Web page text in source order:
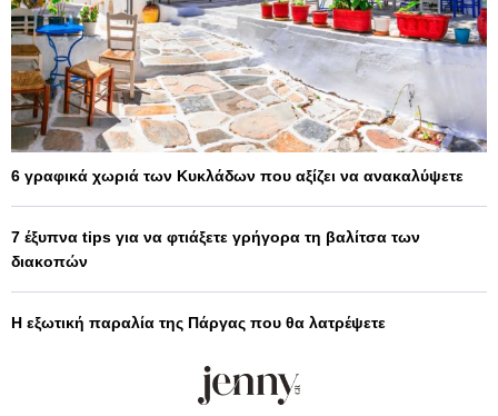
6 γραφικά χωριά των Κυκλάδων που αξίζει να ανακαλύψετε
7 έξυπνα tips για να φτιάξετε γρήγορα τη βαλίτσα των
διακοπών
Η εξωτική παραλία της Πάργας που θα λατρέψετε